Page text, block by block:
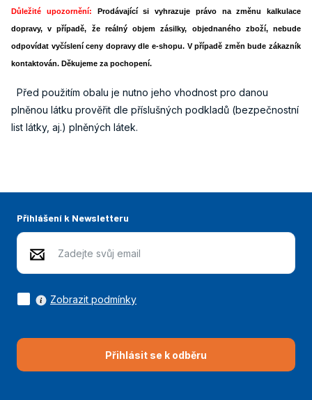
Důležité upozornění: Prodávající si vyhrazuje právo na změnu kalkulace
dopravy, v případě, že reálný objem zásilky, objednaného zboží, nebude
odpovídat vyčíslení ceny dopravy dle e-shopu. V případě změn bude zákazník
kontaktován. Děkujeme za pochopení.
Před použitím obalu je nutno jeho vhodnost pro danou
plněnou látku prověřit dle příslušných podkladů (bezpečnostní
list látky, aj.) plněných látek.
Přihlášení k Newsletteru
Přihlásit se k odběru
Zobrazit podmínky